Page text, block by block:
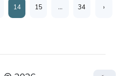
14 15 ... 34 ›